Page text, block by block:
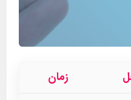
زمان